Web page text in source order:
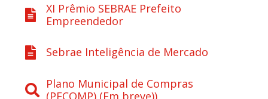
XI Prêmio SEBRAE Prefeito
Empreendedor
Sebrae Inteligência de Mercado
Plano Municipal de Compras
(PECOMP) (Em breve))